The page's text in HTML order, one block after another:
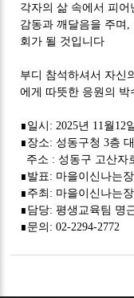
각자의 삶 속에서 피
감동과 깨달음을 주며
회가 될 것입니다
부디 참석하셔서 자신
에게 따뜻한 응원의 박
∎일시: 2025년 11월12
∎장소: 성동구청 3층
주소 : 성동구 고산자
∎발표: 마을이신나는
∎주최: 마을이신나는
∎담당: 평생교육팀 명
∎문의: 02-2294-2772